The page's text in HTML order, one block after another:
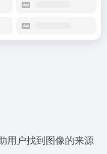
用户找到图像的来源